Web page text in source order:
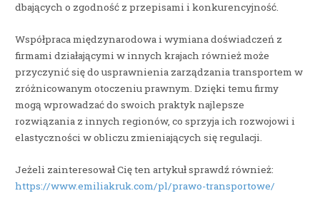
dbających o zgodność z przepisami i konkurencyjność.
Współpraca międzynarodowa i wymiana doświadczeń z
firmami działającymi w innych krajach również może
przyczynić się do usprawnienia zarządzania transportem w
zróżnicowanym otoczeniu prawnym. Dzięki temu firmy
mogą wprowadzać do swoich praktyk najlepsze
rozwiązania z innych regionów, co sprzyja ich rozwojowi i
elastyczności w obliczu zmieniających się regulacji.
Jeżeli zainteresował Cię ten artykuł sprawdź również:
https://www.emiliakruk.com/pl/prawo-transportowe/